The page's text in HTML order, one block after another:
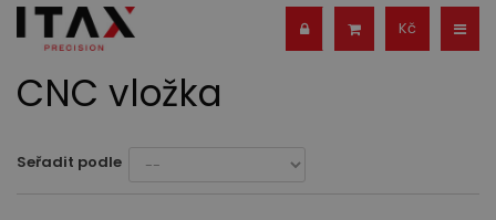
Kč
CNC vložka
Seřadit podle